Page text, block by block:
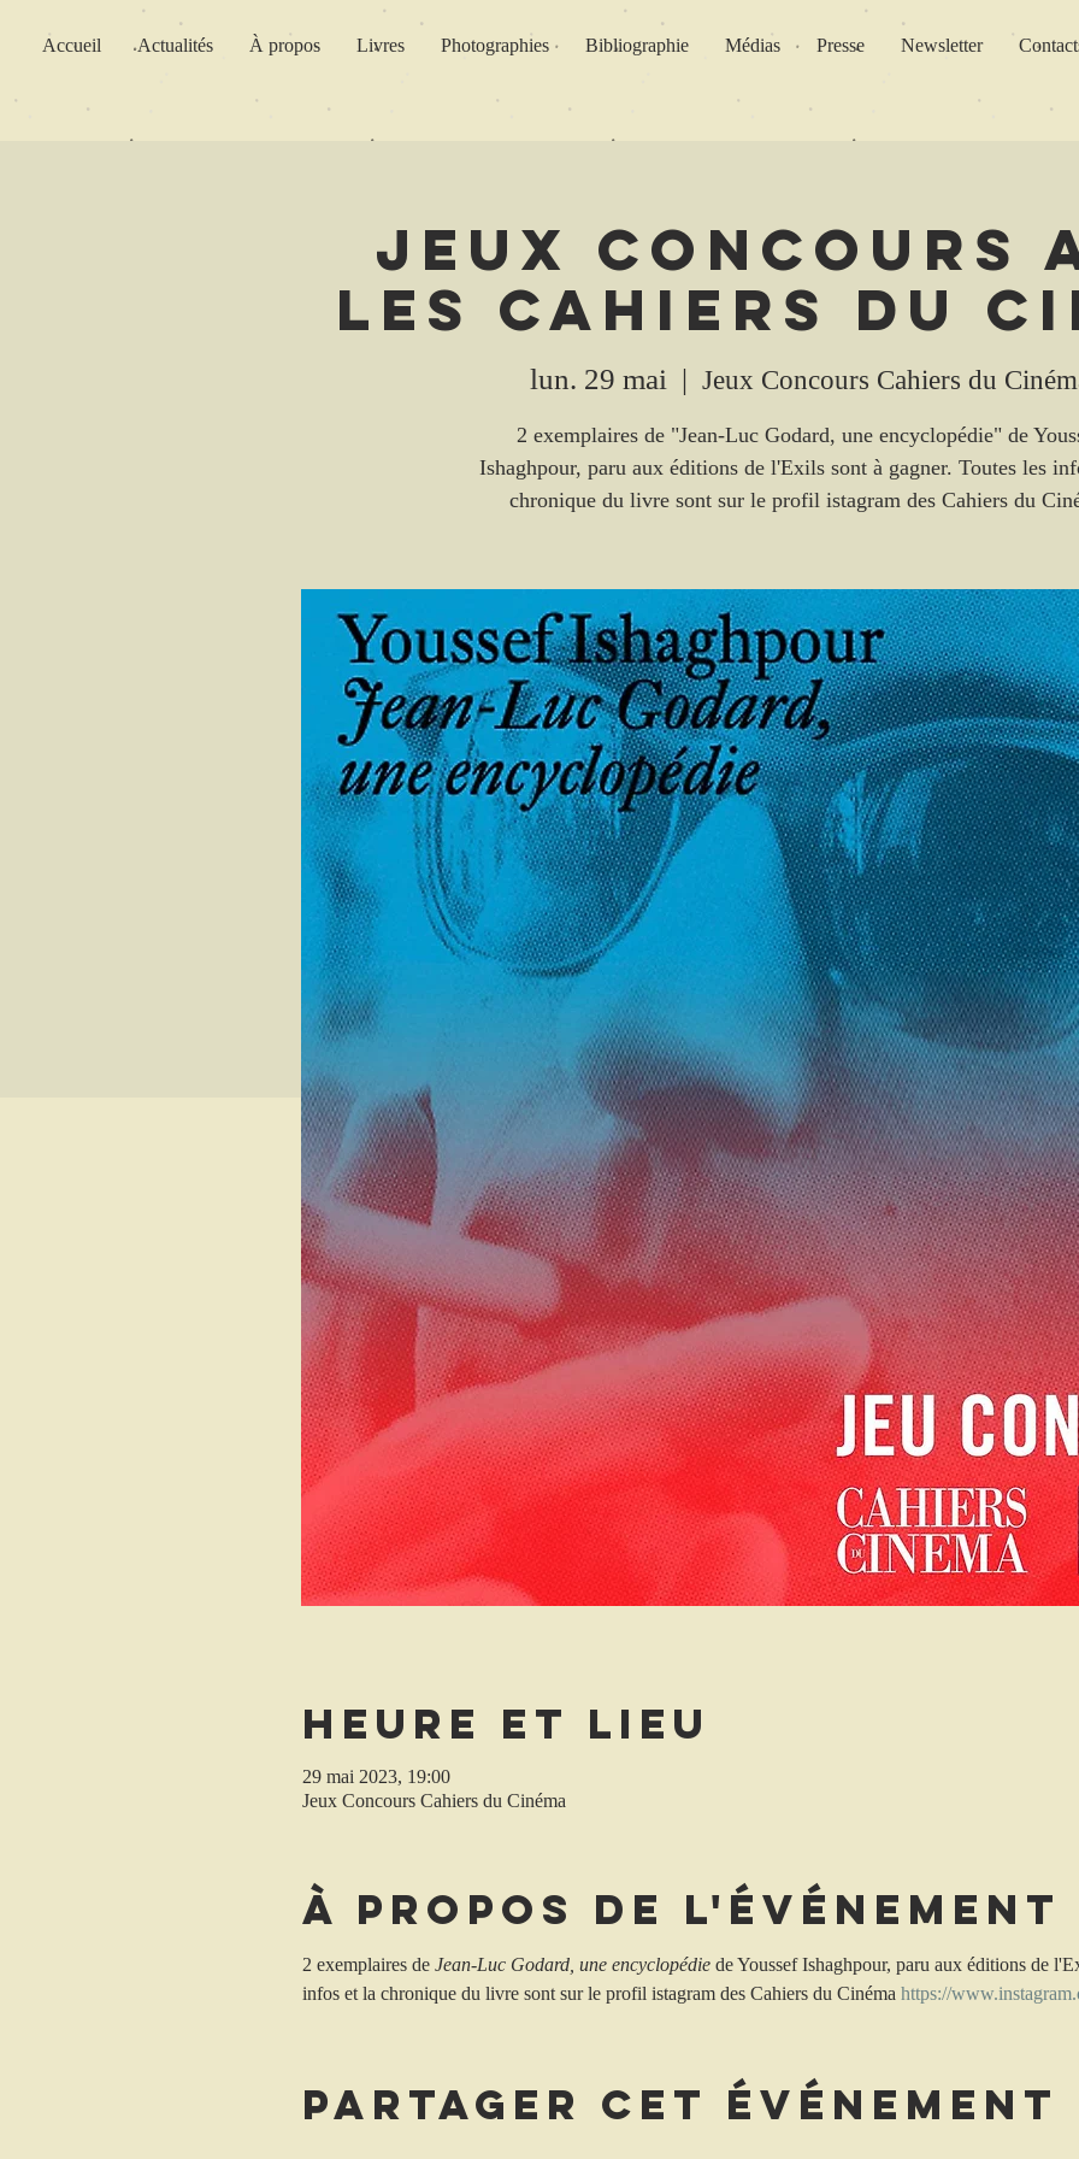
Accueil Actualités À propos Livres Photographies Bibliographie Médias Presse Newsletter
Jeux Concours
Les Cahiers du
lun. 29 mai
  |
Jeux Concours Cahiers du
2 exemplaires de "Jean-Luc Godard, une encyclopédie" de
Ishaghpour, paru aux éditions de l'Exils sont à gagner. Toutes les
chronique du livre sont sur le profil istagram des Cahiers du
Heure et lieu
29 mai 2023, 19:00
Jeux Concours Cahiers du Cinéma
À propos de l'événement
2 exemplaires de Jean-Luc Godard, une encyclopédie de Youssef Ishaghpour, paru aux éditions de
infos et la chronique du livre sont sur le profil istagram des Cahiers du Cinéma https://
Partager cet événement